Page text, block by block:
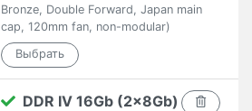
Bronze, Double Forward, Japan main
cap, 120mm fan, non-modular)
DDR IV 16Gb (2x8Gb)